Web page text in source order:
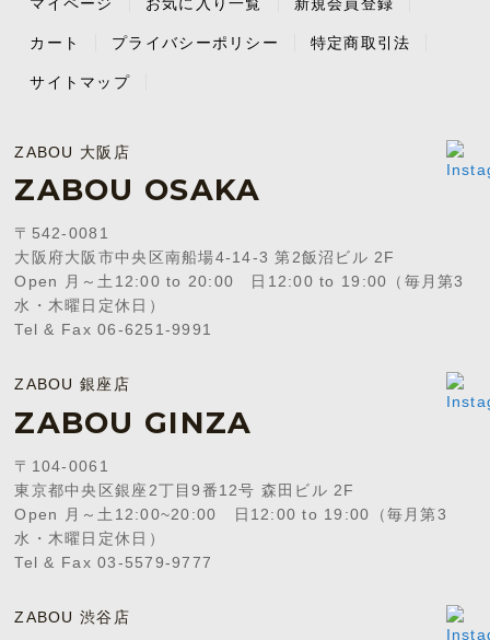
カート プライバシーポリシー 特定商取引法
サイトマップ
ZABOU 大阪店
ZABOU OSAKA
〒542-0081
大阪府大阪市中央区南船場4-14-3 第2飯沼ビル 2F
Open 月～土12:00 to 20:00 日12:00 to 19:00（毎月第3
水・木曜日定休日）
Tel & Fax 06-6251-9991
ZABOU 銀座店
ZABOU GINZA
〒104-0061
東京都中央区銀座2丁目9番12号 森田ビル 2F
Open 月～土12:00~20:00 日12:00 to 19:00（毎月第3
水・木曜日定休日）
Tel & Fax 03-5579-9777
ZABOU 渋谷店